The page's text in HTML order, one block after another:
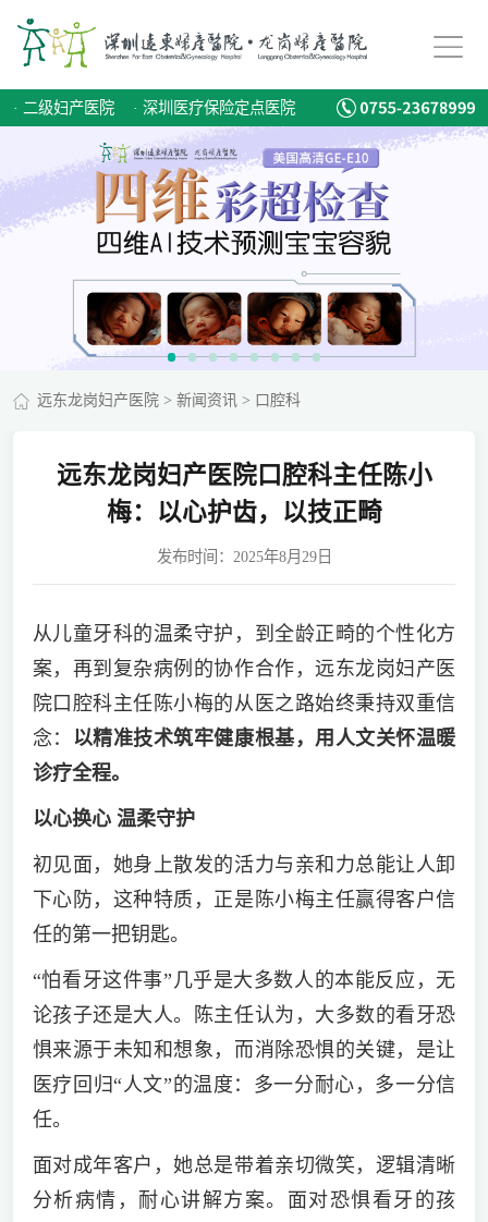
· 二级妇产医院 · 深圳医疗保险定点医院
远东龙岗妇产医院> 新闻资讯> 口腔科
远东龙岗妇产医院口腔科主任陈小
梅：以心护齿，以技正畸
发布时间：2025年8月29日
从儿童牙科的温柔守护，到全龄正畸的个性化方
案，再到复杂病例的协作合作，远东龙岗妇产医
院口腔科主任陈小梅的从医之路始终秉持双重信
念： 以精准技术筑牢健康根基，用人文关怀温暖
诊疗全程。
以心换心 温柔守护
初见面，她身上散发的活力与亲和力总能让人卸
下心防，这种特质，正是陈小梅主任赢得客户信
任的第一把钥匙。
“怕看牙这件事”几乎是大多数人的本能反应，无
论孩子还是大人。陈主任认为，大多数的看牙恐
惧来源于未知和想象，而消除恐惧的关键，是让
医疗回归“人文”的温度：多一分耐心，多一分信
任。
面对成年客户，她总是带着亲切微笑，逻辑清晰
分析病情，耐心讲解方案。面对恐惧看牙的孩